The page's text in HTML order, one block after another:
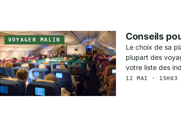
VOYAGER MALIN Conseils
Le choix de sa
plupart des
votre liste des
12 MAI · 15H03